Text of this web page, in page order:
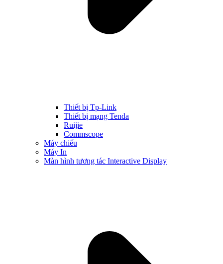
Thiết bị Tp-Link
Thiết bị mạng Tenda
Ruijie
Commscope
Máy chiếu
Máy In
Màn hình tương tác Interactive Display